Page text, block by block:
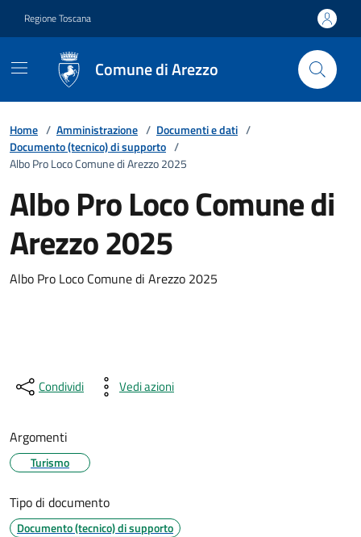
Regione Toscana
Comune di Arezzo
Home / Amministrazione / Documenti e dati /
Documento (tecnico) di supporto /
Albo Pro Loco Comune di Arezzo 2025
Albo Pro Loco Comune di
Arezzo 2025
Albo Pro Loco Comune di Arezzo 2025
Condividi Vedi azioni
Argomenti
Turismo
Tipo di documento
Documento (tecnico) di supporto